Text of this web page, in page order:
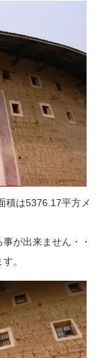
積は5376.17平方メ
が出来ません・・
。